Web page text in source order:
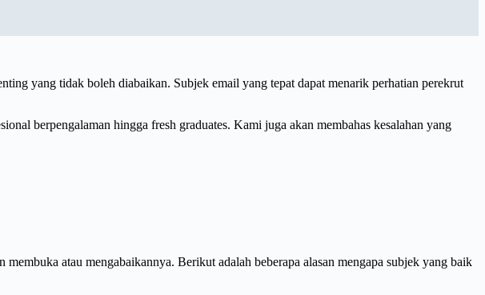
yang tidak boleh diabaikan. Subjek email yang tepat dapat menarik perhatian perekrut
berpengalaman hingga fresh graduates. Kami juga akan membahas kesalahan yang
atau mengabaikannya. Berikut adalah beberapa alasan mengapa subjek yang baik